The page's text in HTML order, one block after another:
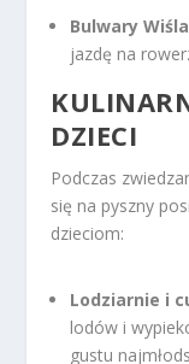
Bulwary
jazdę na
DZIECI
Podczas
się na pyszny
dzieciom:
Lodziarnie i
lodów i
gustu